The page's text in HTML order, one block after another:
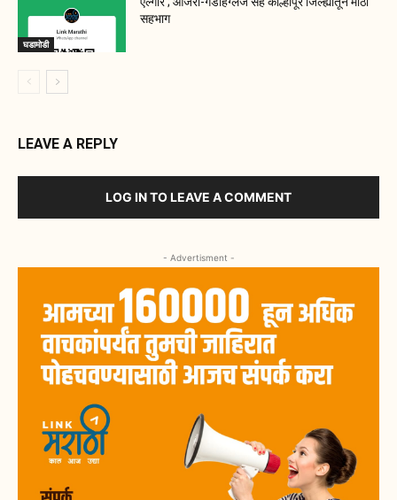
घडामोडी
सहभाग
LEAVE A REPLY
LOG IN TO LEAVE A COMMENT
- Advertisment -